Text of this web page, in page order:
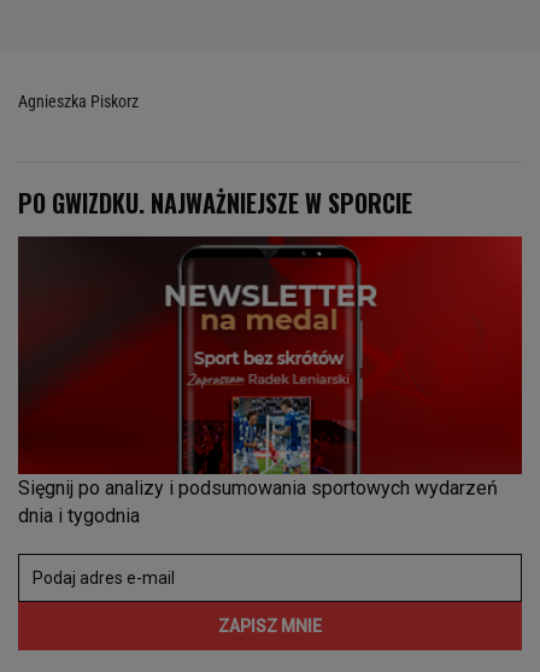
Agnieszka Piskorz